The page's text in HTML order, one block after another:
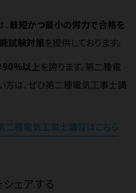
最短かつ最小の労力で合格を
試験対策を提供しております。
90%以上を誇ります。第二種電
方は、ぜひ第二種電気工事士講
二種電気工事士講習はこちら
ェアする